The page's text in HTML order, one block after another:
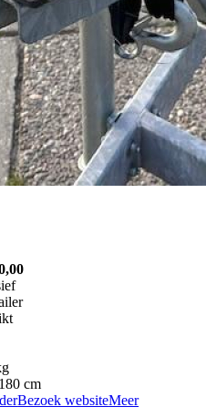
cm
Bezoek websiteMeer